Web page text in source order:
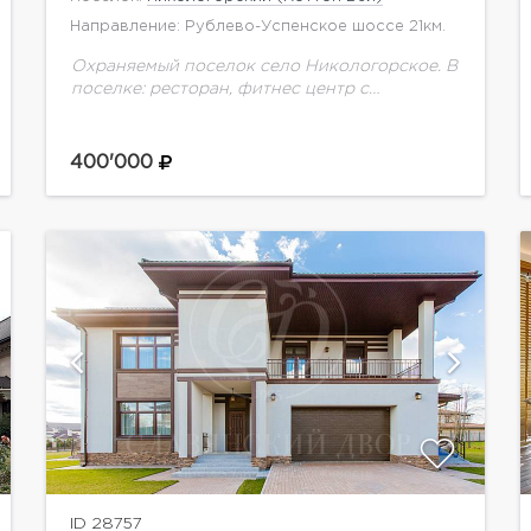
Направление: Рублево-Успенское шоссе 21км.
Охраняемый поселок село Никологорское. В
поселке: ресторан, фитнес центр с
очень удачно расположенный на участке. В
400'000
ID 28757
показать ещё 12 фотографий